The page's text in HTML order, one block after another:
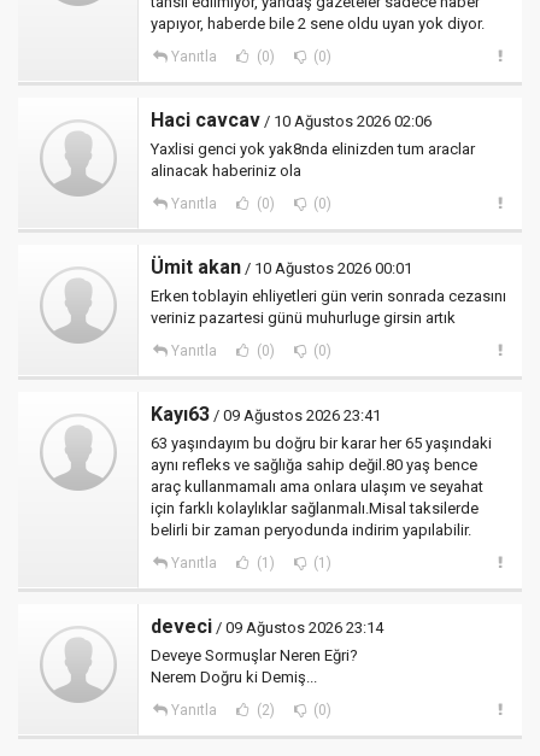
yapıyor, haberde bile 2 sene oldu uyan yok diyor.
Yanıtla (0) (0)
Haci cavcav / 10 Ağustos 2026 02:06
Yaxlisi genci yok yak8nda elinizden tum araclar
alinacak haberiniz ola
Yanıtla (0) (0)
Ümit akan / 10 Ağustos 2026 00:01
Erken toblayin ehliyetleri gün verin sonrada cezasını
veriniz pazartesi günü muhurluge girsin artık
Yanıtla (0) (0)
Kayı63 / 09 Ağustos 2026 23:41
63 yaşındayım bu doğru bir karar her 65 yaşındaki
aynı refleks ve sağlığa sahip değil.80 yaş bence
araç kullanmamalı ama onlara ulaşım ve seyahat
için farklı kolaylıklar sağlanmalı.Misal taksilerde
belirli bir zaman peryodunda indirim yapılabilir.
Yanıtla (1) (1)
deveci / 09 Ağustos 2026 23:14
Deveye Sormuşlar Neren Eğri?
Nerem Doğru ki Demiş...
Yanıtla (2) (0)